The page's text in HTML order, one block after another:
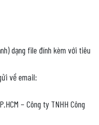
dạng file đính kèm với tiêu
về email:
– Công ty TNHH Công